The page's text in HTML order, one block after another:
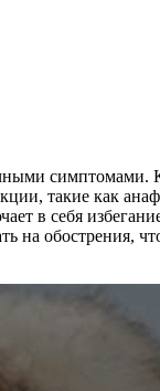
такие как
в себя
на обострения,